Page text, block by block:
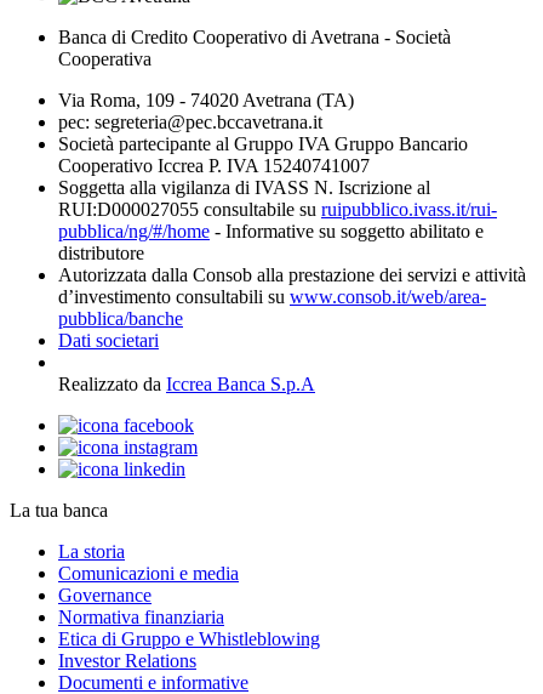
Banca di Credito Cooperativo di Avetrana - Società
Cooperativa
Via Roma, 109 - 74020 Avetrana (TA)
pec: segreteria@pec.bccavetrana.it
Società partecipante al Gruppo IVA Gruppo Bancario
Cooperativo Iccrea P. IVA 15240741007
Soggetta alla vigilanza di IVASS N. Iscrizione al
RUI:D000027055 consultabile su ruipubblico.ivass.it/rui-
pubblica/ng/#/home - Informative su soggetto abilitato e
distributore
Autorizzata dalla Consob alla prestazione dei servizi e attività
d’investimento consultabili su www.consob.it/web/area-
pubblica/banche
Dati societari
Realizzato da Iccrea Banca S.p.A
La tua banca
La storia
Comunicazioni e media
Governance
Normativa finanziaria
Etica di Gruppo e Whistleblowing
Investor Relations
Documenti e informative